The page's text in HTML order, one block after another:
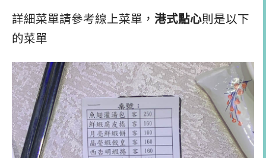
詳細菜單請參考線上菜單， 港式點心則是以下
的菜單